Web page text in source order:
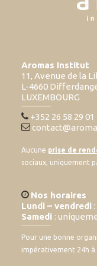
Aromas Institut
11, Avenue de la
L-4660
LUXEMBOURG
+352 26 58 29 01
Aucune prise de
sociaux, uniquement
Nos horaires
Lundi – vendredi
Samedi :
Pour une bonne
impérativement 24h à